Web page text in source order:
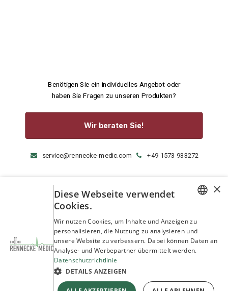
Benötigen Sie ein individuelles Angebot oder
haben Sie Fragen zu unseren Produkten?
Wir beraten Sie!
service@rennecke-medic.com +49 1573 933272
ENGLISH
×
Diese Webseite verwendet
Cookies.
Wir nutzen Cookies, um Inhalte und Anzeigen zu
personalisieren, die Nutzung zu analysieren und
unsere Website zu verbessern. Dabei können Daten an
Analyse- und Werbepartner übermittelt werden.
Datenschutzrichtlinie
DETAILS ANZEIGEN